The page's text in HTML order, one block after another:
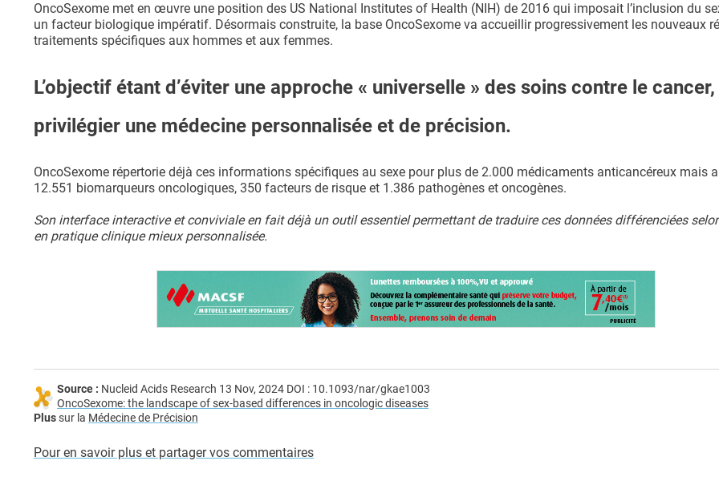
OncoSexome met en œuvre une position des US National Institutes of Health (NIH) de 2016 qui imposait l’inclusion du
un facteur biologique impératif. Désormais construite, la base OncoSexome va accueillir progressivement les nouveaux
traitements spécifiques aux hommes et aux femmes.
L’objectif étant d’éviter une approche « universelle » des soins contre le
privilégier une médecine personnalisée et de précision.
OncoSexome répertorie déjà ces informations spécifiques au sexe pour plus de 2.000 médicaments anticancéreux mais
12.551 biomarqueurs oncologiques, 350 facteurs de risque et 1.386 pathogènes et oncogènes.
Son interface interactive et conviviale en fait déjà un outil essentiel permettant de traduire ces données différenciées
en pratique clinique mieux personnalisée.
Source : Nucleid Acids Research 13 Nov, 2024 DOI : 10.1093/nar/gkae1003
OncoSexome: the landscape of sex-based differences in oncologic diseases
Plussur la Médecine de Précision
Pour en savoir plus et partager vos commentaires